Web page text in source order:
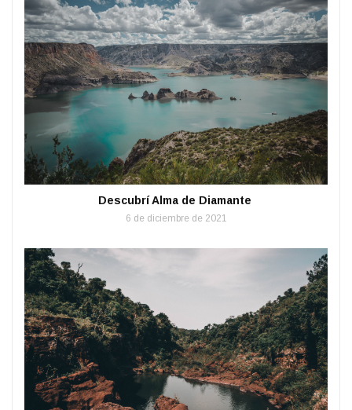
Descubrí Alma de Diamante
6 de diciembre de 2021